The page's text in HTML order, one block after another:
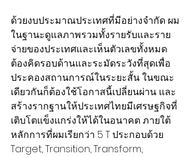
ด้วยงบประมาณประเทศที่มีอย่างจำกัด ผม
ในฐานะดูแลภาพรวมทั้งรายรับและราย
จ่ายของประเทศและเห็นตัวเลขทั้งหมด
ต้องคิดรอบด้านและระมัดระวังที่สุดเพื่อ
ประคองสถานการณ์ในระยะสั้น ในขณะ
เดียวกันก็ต้องใช้โอกาสนี้เปลี่ยนผ่าน และ
สร้างรากฐานให้ประเทศไทยมีเศรษฐกิจที่
เติบโตแข็งแกร่งให้ได้ในอนาคต ภายใต้
หลักการที่ผมเรียกว่า 5 T ประกอบด้วย
Target, Transition, Transform,